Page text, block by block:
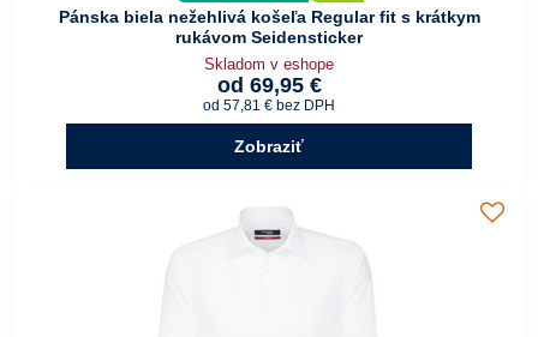
Pánska biela nežehlivá košeľa Regular fit s krátkym
rukávom Seidensticker
Skladom v eshope
od 69,95 €
od 57,81 € bez DPH
Zobraziť